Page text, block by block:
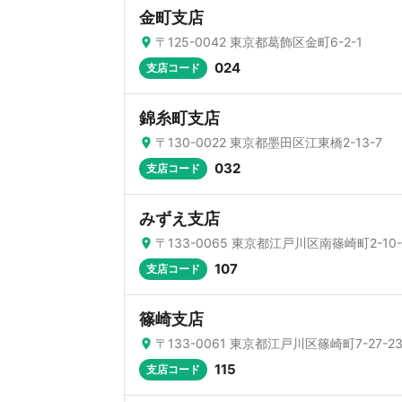
金町支店
〒125-0042 東京都葛飾区金町6-2-1
支店コード 024
錦糸町支店
〒130-0022 東京都墨田区江東橋2-13-7
支店コード 032
みずえ支店
〒133-0065 東京都江戸川区南篠崎町2-
支店コード 107
篠崎支店
〒133-0061 東京都江戸川区篠崎町7-27-23
支店コード 115